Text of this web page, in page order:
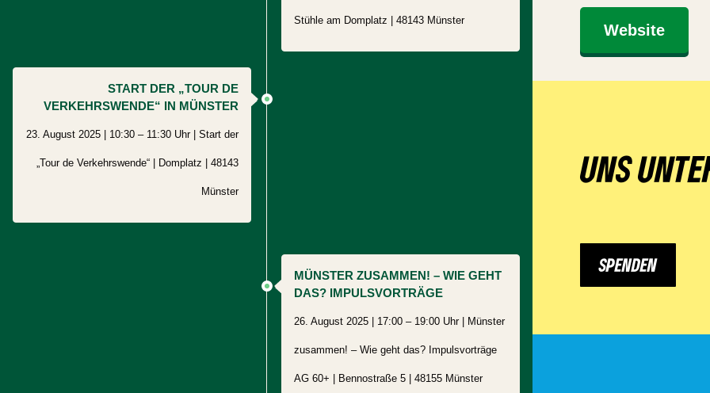
Stühle am Domplatz | 48143 Münster
START DER „TOUR DE
VERKEHRSWENDE“ IN MÜNSTER
23. August 2025 | 10:30 – 11:30 Uhr | Start der
„Tour de Verkehrswende“ | Domplatz | 48143
Münster
MÜNSTER ZUSAMMEN! – WIE GEHT
DAS? IMPULSVORTRÄGE
26. August 2025 | 17:00 – 19:00 Uhr | Münster
zusammen! – Wie geht das? Impulsvorträge
AG 60+ | Bennostraße 5 | 48155 Münster
Website
UNS
SPENDEN